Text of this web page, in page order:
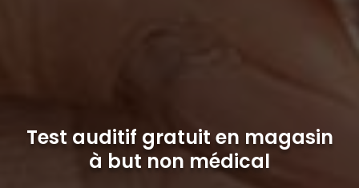
Test auditif gratuit en magasin
à but non médical